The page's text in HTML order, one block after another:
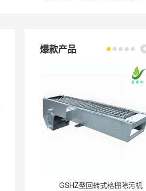
爆款产品
GSHZ型回转式格栅除污机